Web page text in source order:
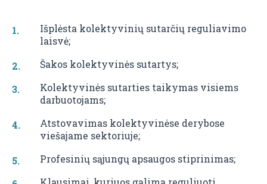
Išplėsta kolektyvinių sutarčių reguliavimo
laisvė;
Šakos kolektyvinės sutartys;
Kolektyvinės sutarties taikymas visiems
darbuotojams;
Atstovavimas kolektyvinėse derybose
viešajame sektoriuje;
Profesinių sąjungų apsaugos stiprinimas;